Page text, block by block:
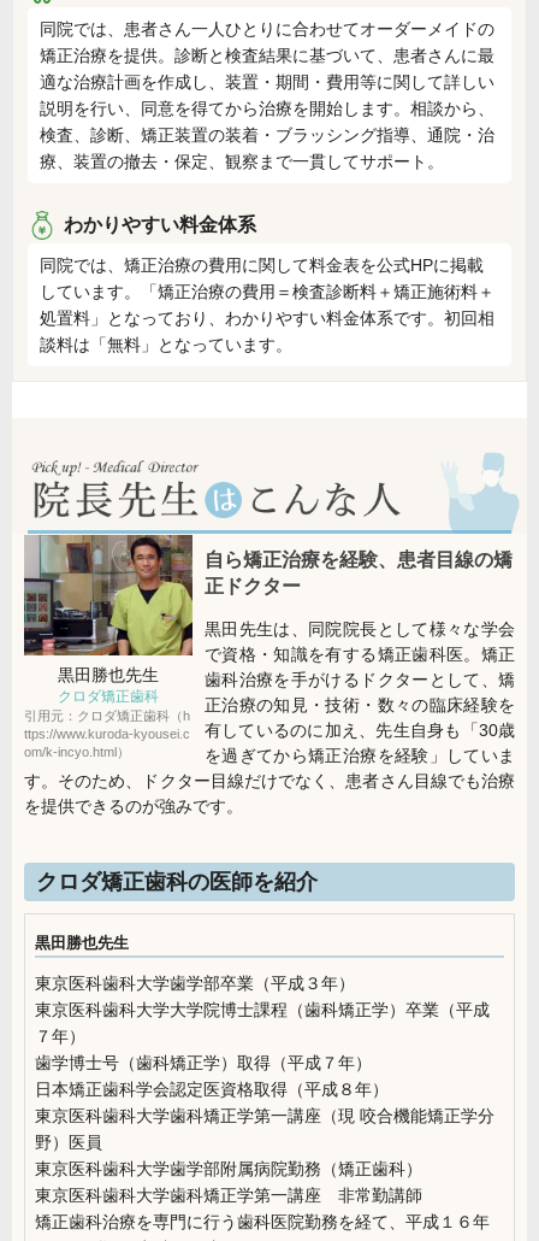
同院では、患者さん一人ひとりに合わせてオーダーメイドの
矯正治療を提供。診断と検査結果に基づいて、患者さんに最
適な治療計画を作成し、装置・期間・費用等に関して詳しい
説明を行い、同意を得てから治療を開始します。相談から、
検査、診断、矯正装置の装着・ブラッシング指導、通院・治
療、装置の撤去・保定、観察まで一貫してサポート。
わかりやすい料金体系
同院では、矯正治療の費用に関して料金表を公式HPに掲載
しています。「矯正治療の費用＝検査診断料＋矯正施術料＋
処置料」となっており、わかりやすい料金体系です。初回相
談料は「無料」となっています。
黒田勝也先生
クロダ矯正歯科
引用元：クロダ矯正歯科（h
ttps://www.kuroda-kyousei.c
om/k-incyo.html）
自ら矯正治療を経験、患者目線の矯
正ドクター
黒田先生は、同院院長として様々な学会
で資格・知識を有する矯正歯科医。矯正
歯科治療を手がけるドクターとして、矯
正治療の知見・技術・数々の臨床経験を
有しているのに加え、先生自身も「30歳
を過ぎてから矯正治療を経験」していま
す。そのため、ドクター目線だけでなく、患者さん目線でも治療
を提供できるのが強みです。
クロダ矯正歯科の医師を紹介
黒田勝也先生
東京医科歯科大学歯学部卒業（平成３年）
東京医科歯科大学大学院博士課程（歯科矯正学）卒業（平成
７年）
歯学博士号（歯科矯正学）取得（平成７年）
日本矯正歯科学会認定医資格取得（平成８年）
東京医科歯科大学歯科矯正学第一講座（現 咬合機能矯正学分
野）医員
東京医科歯科大学歯学部附属病院勤務（矯正歯科）
東京医科歯科大学歯科矯正学第一講座 非常勤講師
矯正歯科治療を専門に行う歯科医院勤務を経て、平成１６年